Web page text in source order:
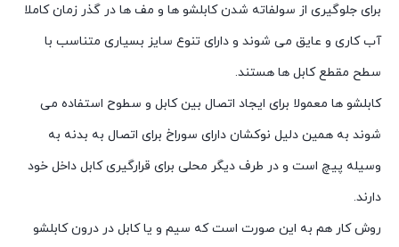
برای جلوگیری از سولفاته شدن کابلشو ها و مف ها در گذر زمان کاملا
آب کاری و عایق می شوند و دارای تنوع سایز بسیاری متناسب با
سطح مقطع کابل ها هستند.
کابلشو ها معمولا برای ایجاد اتصال بین کابل و سطوح استفاده می
شوند به همین دلیل نوکشان دارای سوراخ برای اتصال به بدنه به
وسیله پیچ است و در طرف دیگر محلی برای قرارگیری کابل داخل خود
دارند.
روش کار هم به این صورت است که سیم و یا کابل در درون کابلشو